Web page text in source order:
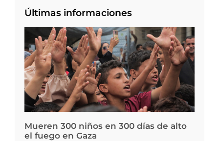
Últimas informaciones
Mueren 300 niños en 300 días de alto
el fuego en Gaza